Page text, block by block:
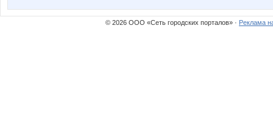
© 2026 ООО «Сеть городских порталов» · Реклама